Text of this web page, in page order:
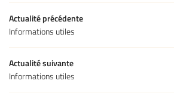
PIERRES
RÉALISATIONS
Actualité précédente
Informations utiles
Actualité suivante
Informations utiles